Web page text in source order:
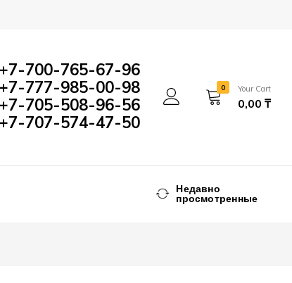
+7-700-765-67-96
+7-777-985-00-98
+7-705-508-96-56
+7-707-574-47-50
0 Your Cart
0,00 ₸
Недавно
просмотренные